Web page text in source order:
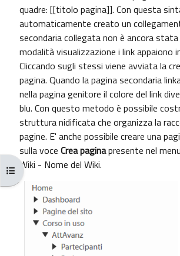
Apri indice del corso
quadre: [[titolo pagina]]. Con questa
automaticamente creato un
secondaria collegata non è ancora
modalità visualizzazione i link appaiono
Cliccando sugli stessi viene avviata la
pagina. Quando la pagina secondaria
nella pagina genitore il colore del link
blu. Con questo metodo è possibile
struttura nidificata che organizza la
pagine. E' anche possibile creare una
sulla voce Crea paginapresente nel
Wiki - Nome del Wiki.